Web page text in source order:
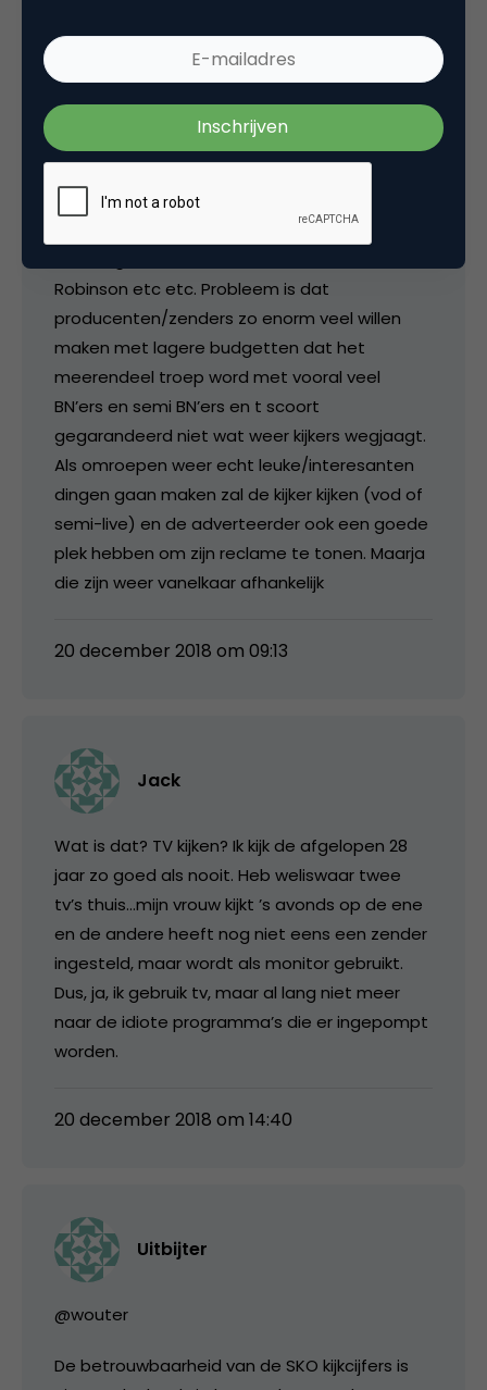
gelooft needs a wake up call, je kan echt
statistisch beter een dobbelsteen gooien dan
die cijfers als betrouwbaar zien. Ik als 25 jarige
ken maar weinig leeftijdsgenootjes die nog
voor de buis bivakkeren, dat zal misschien wat
extreem zijn maar denk dat vooral enkele
programma’s nog echt kijktijd trekken. Denk
Robinson etc etc. Probleem is dat
producenten/zenders zo enorm veel willen
maken met lagere budgetten dat het
meerendeel troep word met vooral veel
BN’ers en semi BN’ers en t scoort
gegarandeerd niet wat weer kijkers wegjaagt.
Als omroepen weer echt leuke/interesanten
dingen gaan maken zal de kijker kijken (vod of
semi-live) en de adverteerder ook een goede
plek hebben om zijn reclame te tonen. Maarja
die zijn weer vanelkaar afhankelijk
20 december 2018 om 09:13
Jack
Wat is dat? TV kijken? Ik kijk de afgelopen 28
jaar zo goed als nooit. Heb weliswaar twee
tv’s thuis…mijn vrouw kijkt ’s avonds op de ene
en de andere heeft nog niet eens een zender
ingesteld, maar wordt als monitor gebruikt.
Dus, ja, ik gebruik tv, maar al lang niet meer
naar de idiote programma’s die er ingepompt
worden.
20 december 2018 om 14:40
Uitbijter
@wouter
De betrouwbaarheid van de SKO kijkcijfers is